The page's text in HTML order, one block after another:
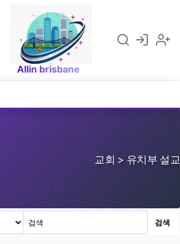
Allin brisbane
교회 > 유치부 설교
검색